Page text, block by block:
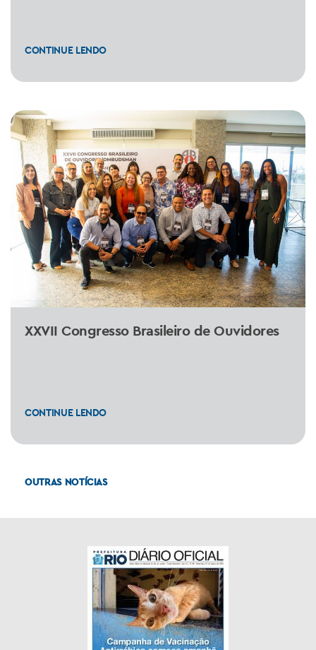
CONTINUE LENDO
XXVII Congresso Brasileiro de Ouvidores
CONTINUE LENDO
OUTRAS NOTÍCIAS